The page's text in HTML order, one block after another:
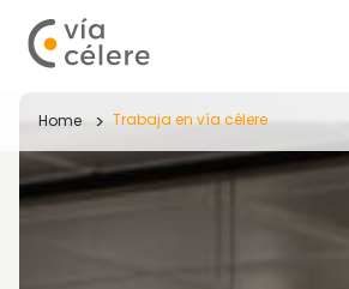
Home Trabaja en vía célere